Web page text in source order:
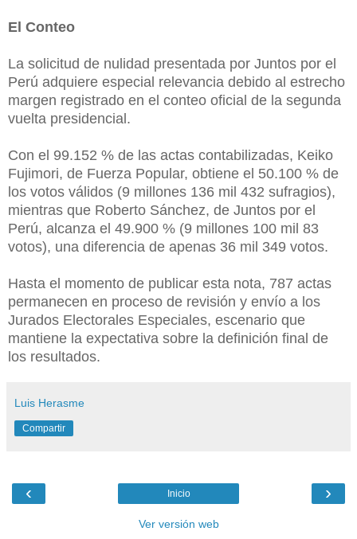
El Conteo
La solicitud de nulidad presentada por Juntos por el
Perú adquiere especial relevancia debido al estrecho
margen registrado en el conteo oficial de la segunda
vuelta presidencial.
Con el 99.152 % de las actas contabilizadas, Keiko
Fujimori, de Fuerza Popular, obtiene el 50.100 % de
los votos válidos (9 millones 136 mil 432 sufragios),
mientras que Roberto Sánchez, de Juntos por el
Perú, alcanza el 49.900 % (9 millones 100 mil 83
votos), una diferencia de apenas 36 mil 349 votos.
Hasta el momento de publicar esta nota, 787 actas
permanecen en proceso de revisión y envío a los
Jurados Electorales Especiales, escenario que
mantiene la expectativa sobre la definición final de
los resultados.
Luis Herasme
Compartir
‹ ›
Inicio
Ver versión web